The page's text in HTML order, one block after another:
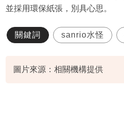
並採用環保紙張，別具心思。
關鍵詞 sanrio水怪
圖片來源：相關機構提供